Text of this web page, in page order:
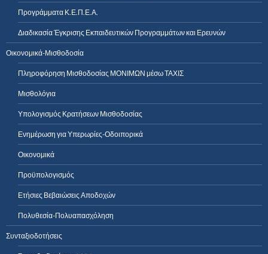
Προγράμματα Κ.Ε.Π.Ε.Α.
Διαδικασία Έγκρισης Εκπαιδευτικών Προγραμμάτων και Ερευνών
Οικονομικά-Μισθοδοσία
Πληροφόρηση Μισθοδοσίας ΜΟΝΙΜΩΝ μέσω ΤΑΧΙΣ
Μισθολόγια
Υπολογισμός Κρατήσεων Μισθοδοσίας
Ενημέρωση για Υπερωρίες-Οδοιπορικά
Οικονομικά
Προϋπολογισμός
Ετήσιες Βεβαιώσεις Αποδοχών
Πολυθεσία-Πολυαπασχόληση
Συνταξιοδοτήσεις